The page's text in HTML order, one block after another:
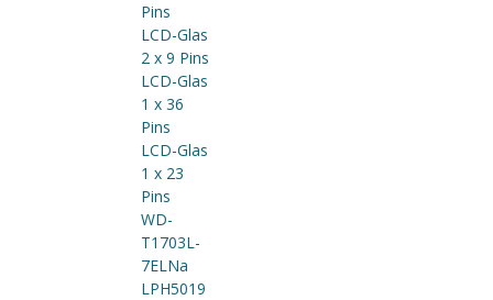
Pins
LCD-Glas
2 x 9 Pins
LCD-Glas
1 x 36
Pins
LCD-Glas
1 x 23
Pins
WD-
T1703L-
7ELNa
LPH5019